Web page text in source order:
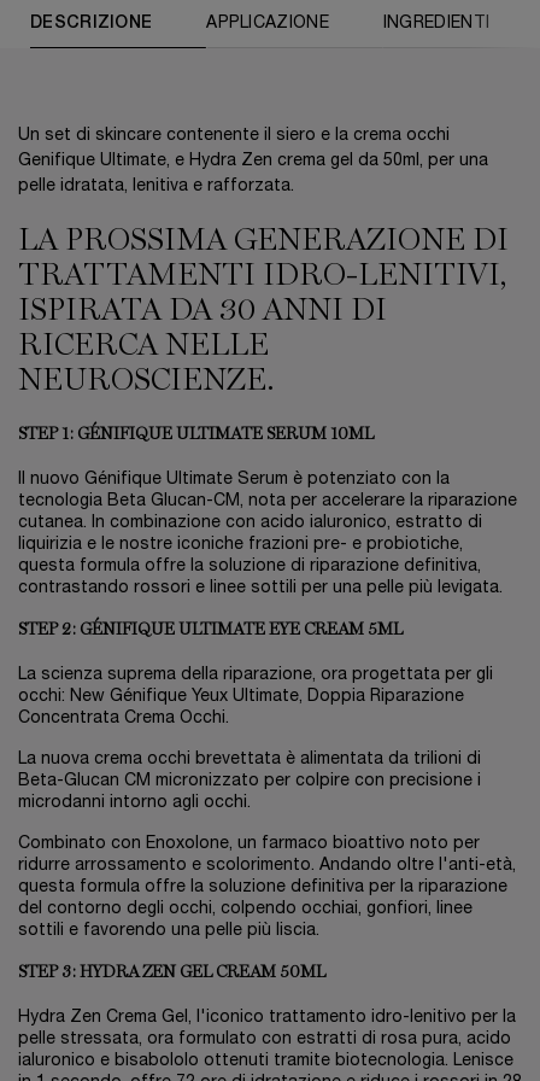
DESCRIZIONE APPLICAZIONE INGREDIENTI
Un set di skincare contenente il siero e la crema occhi
Genifique Ultimate, e Hydra Zen crema gel da 50ml, per una
pelle idratata, lenitiva e rafforzata.
LA PROSSIMA GENERAZIONE DI
TRATTAMENTI IDRO-LENITIVI,
ISPIRATA DA 30 ANNI DI
RICERCA NELLE
NEUROSCIENZE.
STEP 1: GÉNIFIQUE ULTIMATE SERUM 10ML
Il nuovo Génifique Ultimate Serum è potenziato con la
tecnologia Beta Glucan-CM, nota per accelerare la riparazione
cutanea. In combinazione con acido ialuronico, estratto di
liquirizia e le nostre iconiche frazioni pre- e probiotiche,
questa formula offre la soluzione di riparazione definitiva,
contrastando rossori e linee sottili per una pelle più levigata.
STEP 2: GÉNIFIQUE ULTIMATE EYE CREAM 5ML
La scienza suprema della riparazione, ora progettata per gli
occhi: New Génifique Yeux Ultimate, Doppia Riparazione
Concentrata Crema Occhi.
La nuova crema occhi brevettata è alimentata da trilioni di
Beta-Glucan CM micronizzato per colpire con precisione i
microdanni intorno agli occhi.
Combinato con Enoxolone, un farmaco bioattivo noto per
ridurre arrossamento e scolorimento. Andando oltre l'anti-età,
questa formula offre la soluzione definitiva per la riparazione
del contorno degli occhi, colpendo occhiai, gonfiori, linee
sottili e favorendo una pelle più liscia.
STEP 3: HYDRA ZEN GEL CREAM 50ML
Hydra Zen Crema Gel, l'iconico trattamento idro-lenitivo per la
pelle stressata, ora formulato con estratti di rosa pura, acido
ialuronico e bisabololo ottenuti tramite biotecnologia. Lenisce